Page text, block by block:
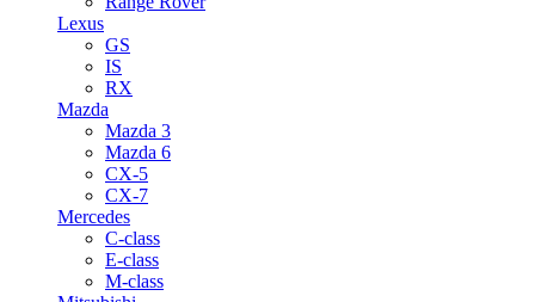
Lexus
GS
IS
RX
Mazda
Mazda 3
Mazda 6
CX-5
CX-7
Mercedes
C-class
E-class
M-class